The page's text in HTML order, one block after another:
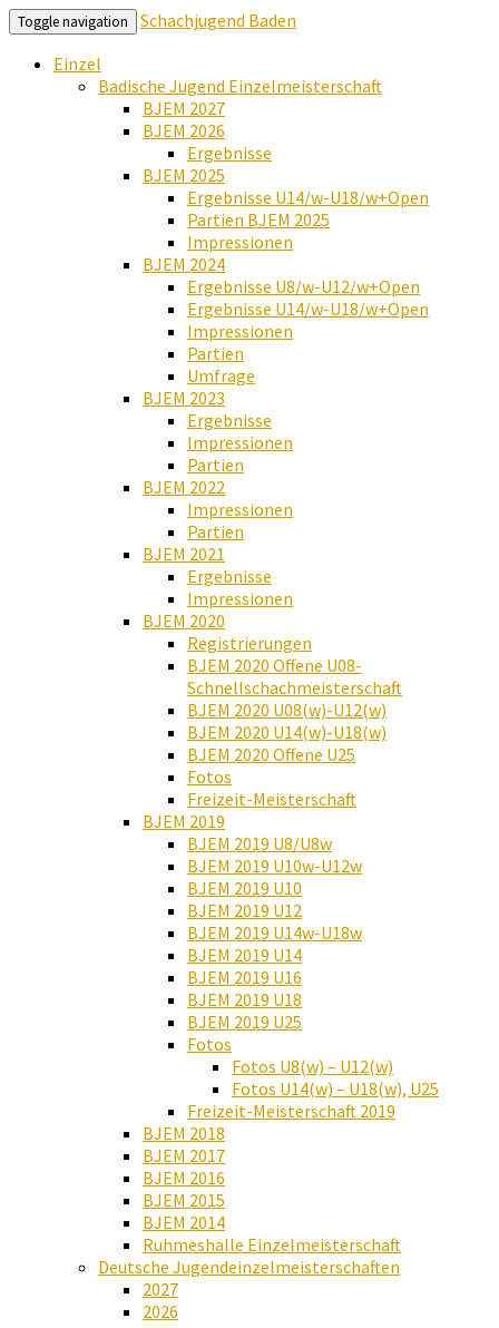
Toggle navigation
Schachjugend Baden
Einzel
Badische Jugend Einzelmeisterschaft
BJEM 2027
BJEM 2026
Ergebnisse
BJEM 2025
Ergebnisse U14/w-U18/w+Open
Partien BJEM 2025
Impressionen
BJEM 2024
Ergebnisse U8/w-U12/w+Open
Ergebnisse U14/w-U18/w+Open
Impressionen
Partien
Umfrage
BJEM 2023
Ergebnisse
Impressionen
Partien
BJEM 2022
Impressionen
Partien
BJEM 2021
Ergebnisse
Impressionen
BJEM 2020
Registrierungen
BJEM 2020 Offene U08-
Schnellschachmeisterschaft
BJEM 2020 U08(w)-U12(w)
BJEM 2020 U14(w)-U18(w)
BJEM 2020 Offene U25
Fotos
Freizeit-Meisterschaft
BJEM 2019
BJEM 2019 U8/U8w
BJEM 2019 U10w-U12w
BJEM 2019 U10
BJEM 2019 U12
BJEM 2019 U14w-U18w
BJEM 2019 U14
BJEM 2019 U16
BJEM 2019 U18
BJEM 2019 U25
Fotos
Fotos U8(w) – U12(w)
Fotos U14(w) – U18(w), U25
Freizeit-Meisterschaft 2019
BJEM 2018
BJEM 2017
BJEM 2016
BJEM 2015
BJEM 2014
Ruhmeshalle Einzelmeisterschaft
Deutsche Jugendeinzelmeisterschaften
2027
2026